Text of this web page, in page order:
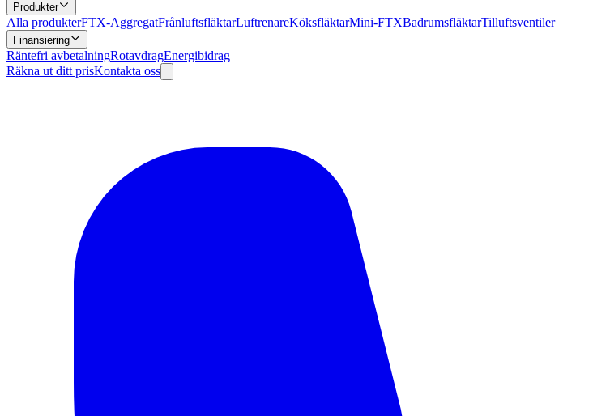
Produkter
Alla produkterFTX-AggregatFrånluftsfläktarLuftrenareKöksfläktarMini-FTXBadrumsfläktarTilluftsventiler
Finansiering
Räntefri avbetalningRotavdragEnergibidrag
Räkna ut ditt prisKontakta oss